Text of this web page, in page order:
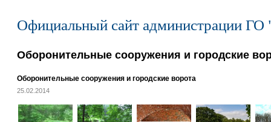
Официальный сайт администрации ГО
Оборонительные сооружения и городские
Оборонительные сооружения и городские ворота
25.02.2014